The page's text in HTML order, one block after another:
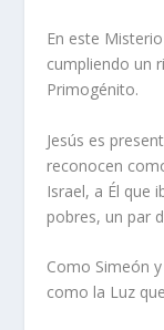
En este
cumpliendo un
Primogénito.
Jesús es
reconocen
Israel, a Él que
pobres, un par
Como Simeón
como la Luz